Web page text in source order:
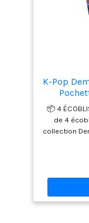
K-Pop
📦 4
de 4
collection
de 20
HUNTERS
et de cartes